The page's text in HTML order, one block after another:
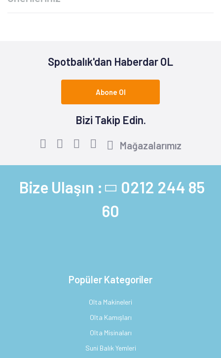
Spotbalık'dan Haberdar OL
Abone Ol
Bizi Takip Edin.
Mağazalarımız
Bize Ulaşın : 0212 244 85
60
Popüler Kategoriler
Olta Makineleri
Olta Kamışları
Olta Misinaları
Suni Balık Yemleri